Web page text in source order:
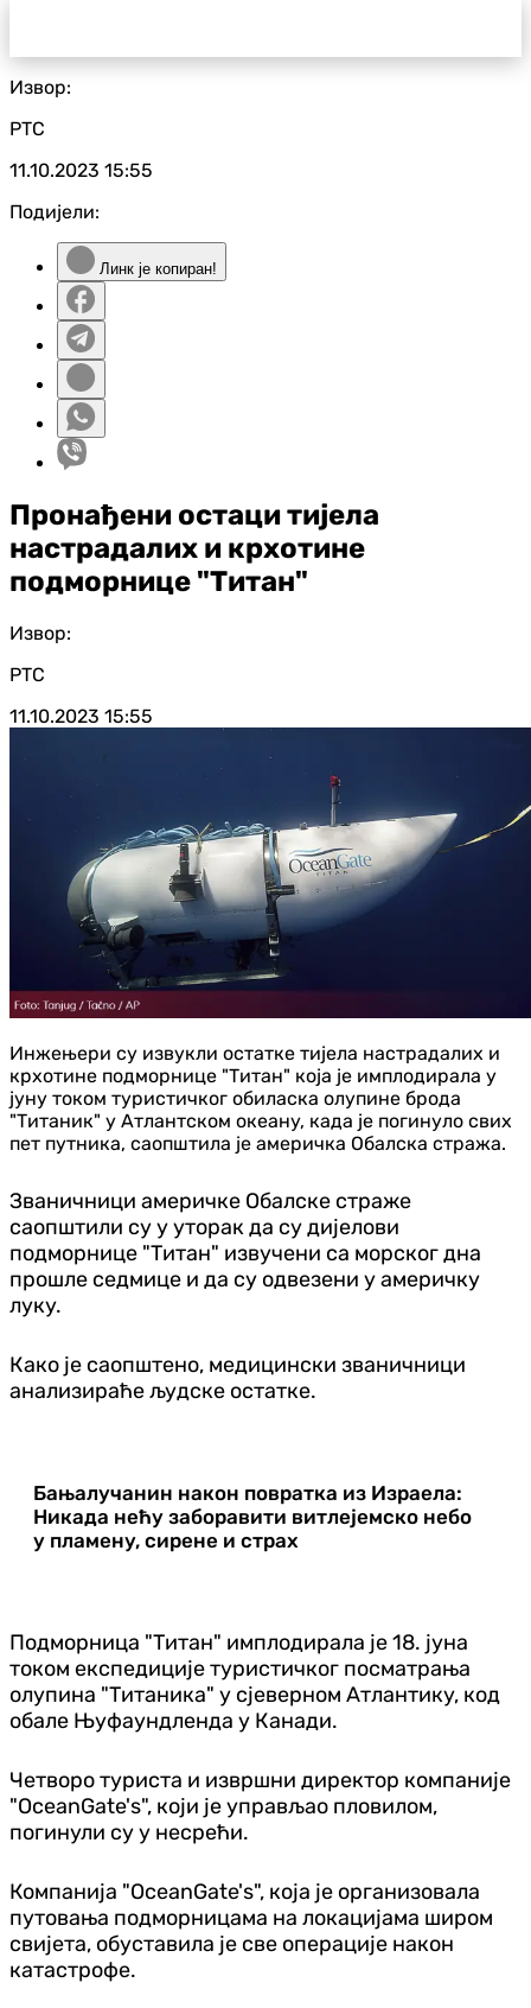
Извор:
РТС
11.10.2023 15:55
Подијели:
Линк је копиран!
Пронађени остаци тијела
настрадалих и крхотине
подморнице "Титан"
Извор:
РТС
11.10.2023 15:55
Инжењери су извукли остатке тијела настрадалих и
крхотине подморнице "Титан" која је имплодирала у
јуну током туристичког обиласка олупине брода
"Титаник" у Атлантском океану, када је погинуло свих
пет путника, саопштила је америчка Обалска стража.
Званичници америчке Обалске страже
саопштили су у уторак да су дијелови
подморнице "Титан" извучени са морског дна
прошле седмице и да су одвезени у америчку
луку.
Како је саопштено, медицински званичници
анализираће људске остатке.
Бањалучанин након повратка из Израела:
Никада нећу заборавити витлејемско небо
у пламену, сирене и страх
Подморница "Титан" имплодирала је 18. јуна
током експедиције туристичког посматрања
олупина "Титаника" у сјеверном Атлантику, код
обале Њуфаундленда у Канади.
Четворо туриста и извршни директор компаније
"OceanGate's", који је управљао пловилом,
погинули су у несрећи.
Компанија "OceanGate's", која је организовала
путовања подморницама на локацијама широм
свијета, обуставила је све операције након
катастрофе.